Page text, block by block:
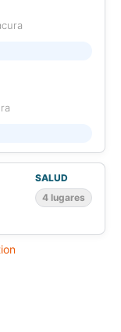
SALUD
4 lugares